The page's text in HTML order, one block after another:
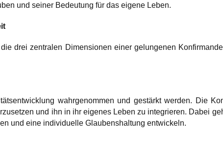
und seiner Bedeutung für das eigene Leben.
drei zentralen Dimensionen einer gelungenen
wahrgenommen und gestärkt werden. Die
und ihn in ihr eigenes Leben zu integrieren. Dabei
und eine individuelle Glaubenshaltung entwickeln.